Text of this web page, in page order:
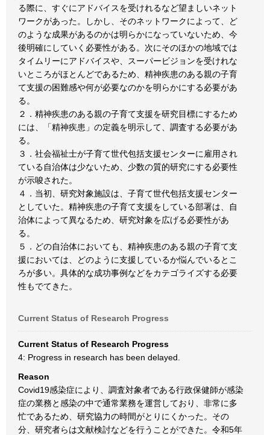
る際に、すぐにアドバイスを受けれるなど望ましいネット
ワークがあった。しかし、そのネットワークによって、ど
のような成果があるのかは明らかになっていないため、今
後明確にしていく必要性がある。次にそのほかの地域では
タイムリーにアドバイスや、スーパービジョンを受けれな
いところがほとんどであるため、精神疾患のある親の子育
て支援の困難感や何が必要なのかを明らかにする必要があ
る。
２．精神疾患のある親の子育て支援を研究目標にするため
には、「精神疾患」の定義を明示して、調査する必要があ
る。
３．社会福祉士が子育て世代包括支援センターに雇用され
ている自治体は少ないため、少数の質的研究にする必要性
が示唆された。
４．当初、研究対象施設は、子育て世代包括支援センター
としていた。精神疾患の子育て支援をしている部署は、自
治体によって異なるため、研究対象を広げる必要性があ
る。
５．どの自治体においても、精神疾患のある親の子育て支
援においては、どのように支援しているか悩んでいるとこ
ろが多い。具体的な成功事例などをカテゴライズする必要
性もでてきた。
Current Status of Research Progress
Current Status of Research Progress
4: Progress in research has been delayed.
Reason
Covid19感染症により、調査対象者である行政保健師が感染
症の業務と感染の中で通常業務を運営しており、非常に多
忙であるため、研究協力の時間がとりにくかった。その
分、研究者らは文献検討などを行うことができた。令和5年